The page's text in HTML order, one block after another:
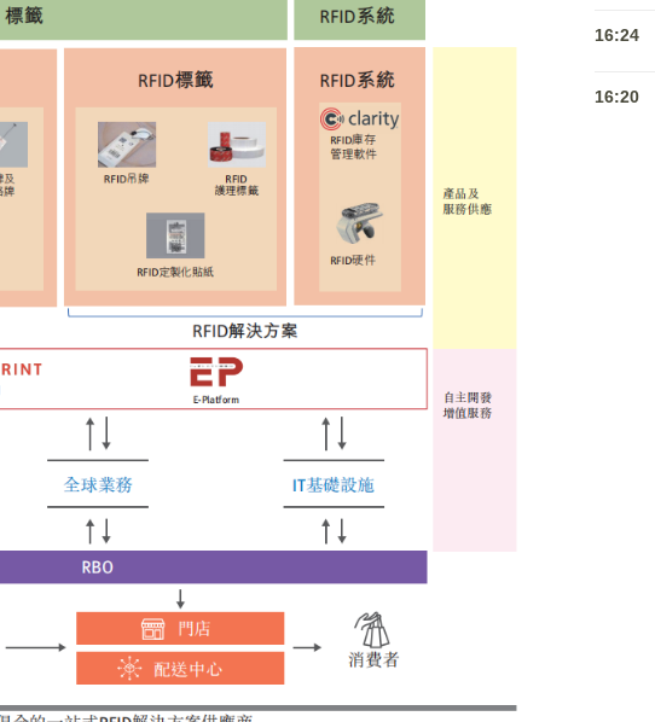
16:24
16:20